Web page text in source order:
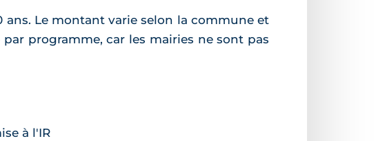
ans. Le montant varie selon la commune et
programme, car les mairies ne sont pas
à l'IR